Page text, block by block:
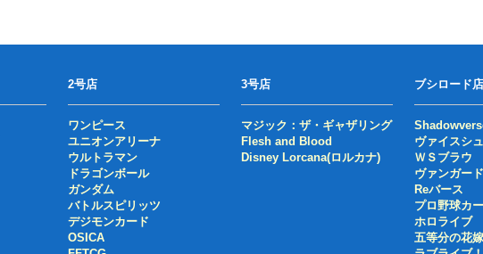
2号店
ワンピース
ユニオンアリーナ
ウルトラマン
ドラゴンボール
ガンダム
バトルスピリッツ
デジモンカード
OSICA
3号店
マジック：ザ・ギャザリング
Flesh and Blood
Disney Lorcana(ロルカナ)
ブシロード店
ヴァイスシ
ＷＳブラウ
ヴァンガード
Reバース
プロ野球カ
ホロライブ
五等分の花嫁